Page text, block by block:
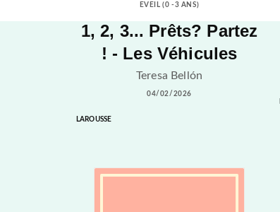
EVEIL (0 -3 ANS)
1, 2, 3... Prêts? Partez
! - Les Véhicules
Teresa Bellón
04/02/2026
LAROUSSE